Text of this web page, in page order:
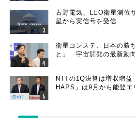
古野電気、LEO衛星測位
星から実信号を受信
衛星コンステ、日本の勝
と」 宇宙開発の最新動
NTTの1Q決算は増収増
HAPS」は9月から能登エ